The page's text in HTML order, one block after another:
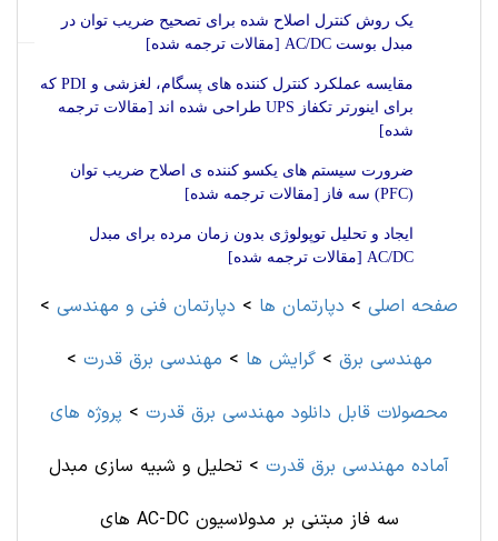
یک روش کنترل اصلاح شده برای تصحیح ضریب توان در
مبدل بوست AC/DC [مقالات ترجمه شده]
مقایسه عملکرد کنترل کننده های پسگام، لغزشی و PDI که
برای اینورتر تکفاز UPS طراحی شده اند [مقالات ترجمه
شده]
ضرورت سیستم های یکسو کننده ی اصلاح ضریب توان
(PFC) سه فاز [مقالات ترجمه شده]
ایجاد و تحلیل توپولوژی بدون زمان مرده برای مبدل
AC/DC [مقالات ترجمه شده]
صفحه اصلی > دپارتمان ها > دپارتمان فنی و مهندسی >
مهندسی برق >گرایش ها > مهندسی برق قدرت >
محصولات قابل دانلود مهندسی برق قدرت > پروژه های
آماده مهندسی برق قدرت > تحلیل و شبیه سازی مبدل
های AC-DC سه فاز مبتنی بر مدولاسیون